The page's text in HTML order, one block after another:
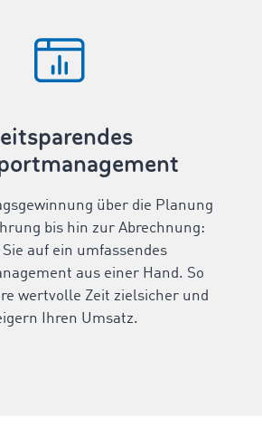
über die Planung
bis hin zur Abrechnung:
Sie auf ein umfassendes
aus einer Hand. So
wertvolle Zeit zielsicher und
Ihren Umsatz.